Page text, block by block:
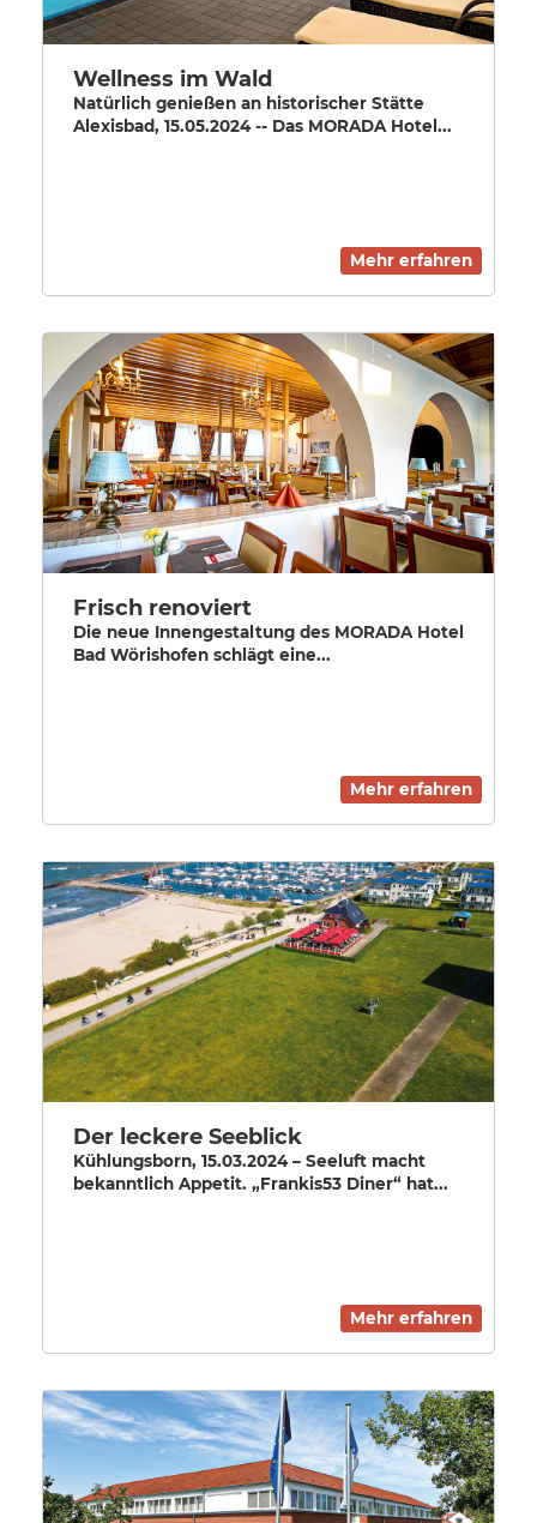
Wellness im Wald
Natürlich genießen an historischer Stätte
Alexisbad, 15.05.2024 -- Das MORADA Hotel...
Mehr erfahren
Frisch renoviert
Die neue Innengestaltung des MORADA Hotel
Bad Wörishofen schlägt eine...
Mehr erfahren
Der leckere Seeblick
Kühlungsborn, 15.03.2024 – Seeluft macht
bekanntlich Appetit. „Frankis53 Diner“ hat...
Mehr erfahren